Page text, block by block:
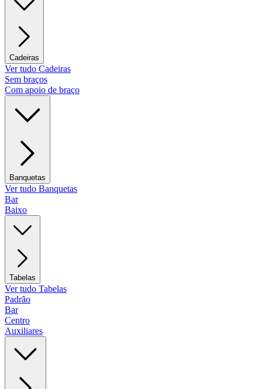
Cadeiras
Ver tudo Cadeiras
Sem braços
Com apoio de braço
Banquetas
Ver tudo Banquetas
Bar
Baixo
Tabelas
Ver tudo Tabelas
Padrão
Bar
Centro
Auxiliares